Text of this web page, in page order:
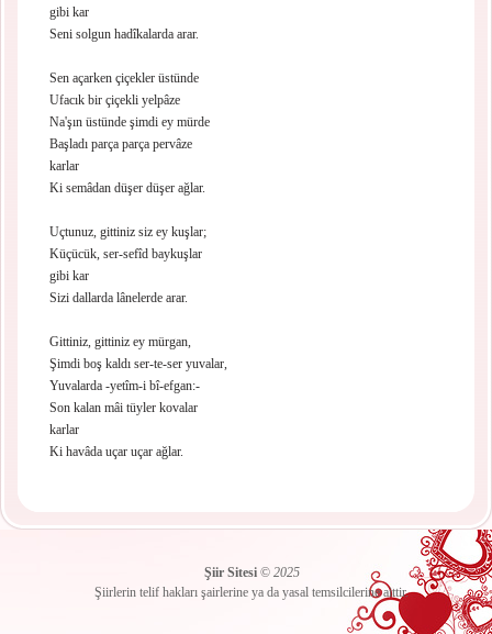
gibi kar
Seni solgun hadîkalarda arar.
Sen açarken çiçekler üstünde
Ufacık bir çiçekli yelpâze
Na'şın üstünde şimdi ey mürde
Başladı parça parça pervâze
karlar
Ki semâdan düşer düşer ağlar.
Uçtunuz, gittiniz siz ey kuşlar;
Küçücük, ser-sefîd baykuşlar
gibi kar
Sizi dallarda lânelerde arar.
Gittiniz, gittiniz ey mürgan,
Şimdi boş kaldı ser-te-ser yuvalar,
Yuvalarda -yetîm-i bî-efgan:-
Son kalan mâi tüyler kovalar
karlar
Ki havâda uçar uçar ağlar.
Şiir Sitesi© 2025
Şiirlerin telif hakları şairlerine ya da yasal temsilcilerine aittir.